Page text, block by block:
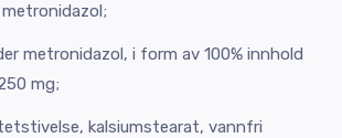
metronidazol, i form av 100% innhold
mg;
kalsiumstearat, vannfri